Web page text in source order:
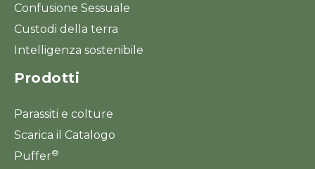
Confusione Sessuale
Custodi della terra
Intelligenza sostenibile
Prodotti
Parassiti e colture
Scarica il Catalogo
Puffer®